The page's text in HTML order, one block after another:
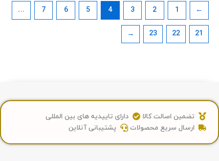
1
2
3
4
5
6
7
…
22
23
←
تضمین اصالت کالا
دارای تاییدیه های بین المللی
ارسال سریع محصولات
پشتیبانی آنلاین